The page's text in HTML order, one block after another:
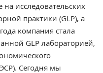
исследовательских
практики (GLP), а
компания стала
GLP лабораторией,
Сегодня мы